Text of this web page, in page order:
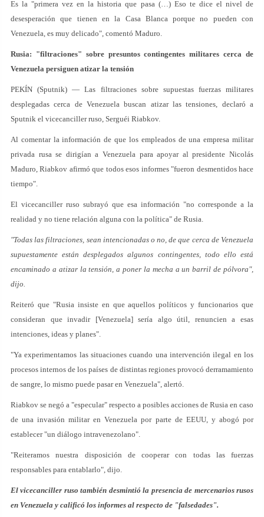
Es la "primera vez en la historia que pasa (…) Eso te dice el nivel de
desesperación que tienen en la Casa Blanca porque no pueden con
Venezuela, es muy delicado", comentó Maduro.
Rusia: "filtraciones" sobre presuntos contingentes militares cerca de
Venezuela persiguen atizar la tensión
PEKÍN (Sputnik) — Las filtraciones sobre supuestas fuerzas militares
desplegadas cerca de Venezuela buscan atizar las tensiones, declaró a
Sputnik el vicecanciller ruso, Serguéi Riabkov.
Al comentar la información de que los empleados de una empresa militar
privada rusa se dirigían a Venezuela para apoyar al presidente Nicolás
Maduro, Riabkov afirmó que todos esos informes "fueron desmentidos hace
tiempo".
El vicecanciller ruso subrayó que esa información "no corresponde a la
realidad y no tiene relación alguna con la política" de Rusia.
"Todas las filtraciones, sean intencionadas o no, de que cerca de Venezuela
supuestamente están desplegados algunos contingentes, todo ello está
encaminado a atizar la tensión, a poner la mecha a un barril de pólvora",
dijo.
Reiteró que "Rusia insiste en que aquellos políticos y funcionarios que
consideran que invadir [Venezuela] sería algo útil, renuncien a esas
intenciones, ideas y planes".
"Ya experimentamos las situaciones cuando una intervención ilegal en los
procesos internos de los países de distintas regiones provocó derramamiento
de sangre, lo mismo puede pasar en Venezuela", alertó.
Riabkov se negó a "especular" respecto a posibles acciones de Rusia en caso
de una invasión militar en Venezuela por parte de EEUU, y abogó por
establecer "un diálogo intravenezolano".
"Reiteramos nuestra disposición de cooperar con todas las fuerzas
responsables para entablarlo", dijo.
El vicecanciller ruso también desmintió la presencia de mercenarios rusos
en Venezuela y calificó los informes al respecto de "falsedades".